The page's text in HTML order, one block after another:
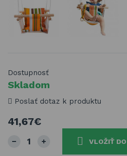
Dostupnosť
Skladom
Poslať dotaz k produktu
41,67€
VLOŽIŤ